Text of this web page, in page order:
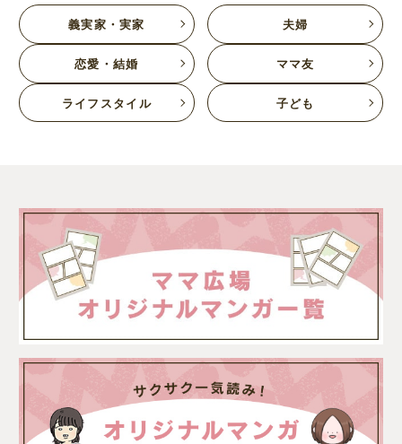
義実家・実家 夫婦
恋愛・結婚 ママ友
ライフスタイル 子ども